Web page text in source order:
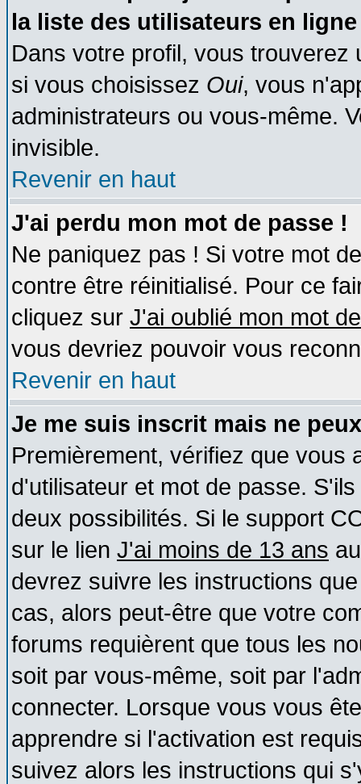
la liste des utilisateurs en
Dans votre profil, vous trouverez
si vous choisissez Oui, vous
administrateurs ou vous-même.
invisible.
Revenir en haut
J'ai perdu mon mot de passe !
Ne paniquez pas ! Si votre mot
contre être réinitialisé. Pour ce
cliquez sur J'ai oublié mon mot
vous devriez pouvoir vous
Revenir en haut
Je me suis inscrit mais ne
Premièrement, vérifiez que vous
d'utilisateur et mot de passe.
deux possibilités. Si le support
sur le lien J'ai moins de 13 ans
devrez suivre les instructions
cas, alors peut-être que votre
forums requièrent que tous les
soit par vous-même, soit par
connecter. Lorsque vous vous
apprendre si l'activation est
suivez alors les instructions qui